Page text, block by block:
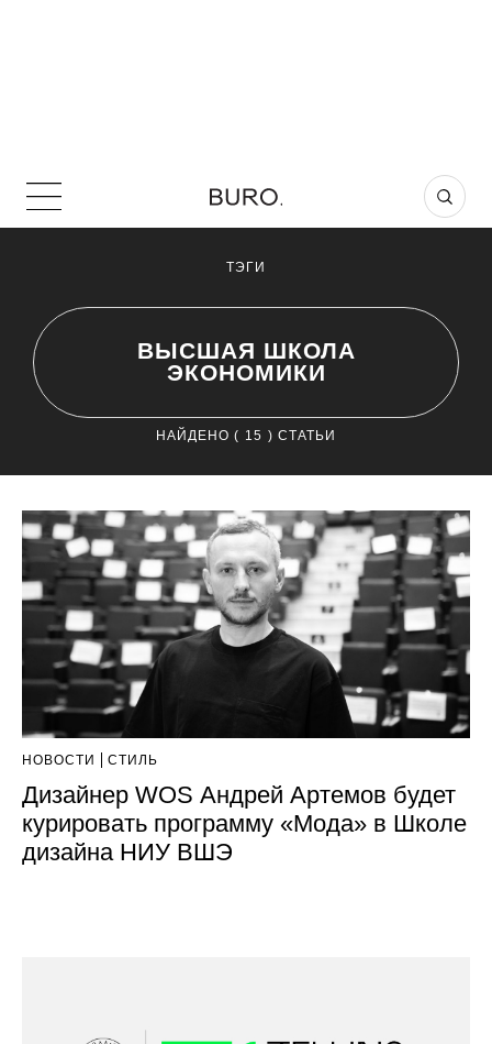
ТЭГИ
ВЫСШАЯ ШКОЛА
ЭКОНОМИКИ
НАЙДЕНО ( 15 ) СТАТЬИ
НОВОСТИ СТИЛЬ
Дизайнер WOS Андрей Артемов будет
курировать программу «Мода» в Школе
дизайна НИУ ВШЭ